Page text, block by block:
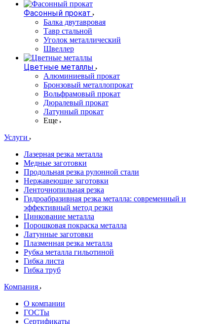
Фасонный прокат
Балка двутавровая
Тавр стальной
Уголок металлический
Швеллер
Цветные металлы
Алюминиевый прокат
Бронзовый металлопрокат
Вольфрамовый прокат
Дюралевый прокат
Латунный прокат
Еще
Услуги
Лазерная резка металла
Медные заготовки
Продольная резка рулонной стали
Нержавеющие заготовки
Ленточнопильная резка
Гидроабразивная резка металла: современный и
эффективный метод резки
Цинкование металла
Порошковая покраска металла
Латунные заготовки
Плазменная резка металла
Рубка металла гильотиной
Гибка листа
Гибка труб
Компания
О компании
ГОСТы
Сертификаты